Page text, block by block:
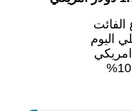
الفائت
اليوم